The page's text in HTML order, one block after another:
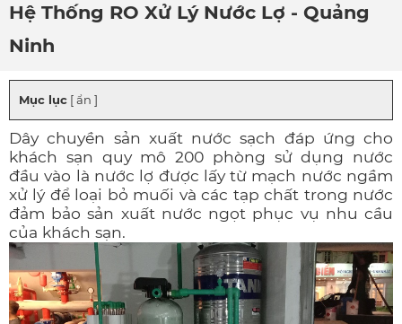
Hệ Thống RO Xử Lý Nước Lợ - Quảng
Ninh
Mục lục [ ẩn ]
Dây chuyền sản xuất nước sạch đáp ứng cho
khách sạn quy mô 200 phòng sử dụng nước
đầu vào là nước lợ được lấy từ mạch nước ngầm
xử lý để loại bỏ muối và các tạp chất trong nước
đảm bảo sản xuất nước ngọt phục vụ nhu cầu
của khách sạn.